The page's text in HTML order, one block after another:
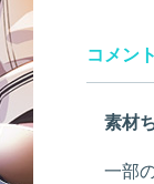
コメン
素材
一部